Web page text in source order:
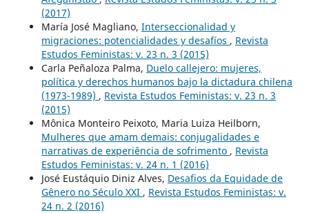
(2017)
María José Magliano, Interseccionalidad y
migraciones: potencialidades y desafíos , Revista
Estudos Feministas: v. 23 n. 3 (2015)
Carla Peñaloza Palma, Duelo callejero: mujeres,
política y derechos humanos bajo la dictadura chilena
(1973-1989) , Revista Estudos Feministas: v. 23 n. 3
(2015)
Mônica Monteiro Peixoto, Maria Luiza Heilborn,
Mulheres que amam demais: conjugalidades e
narrativas de experiência de sofrimento , Revista
Estudos Feministas: v. 24 n. 1 (2016)
José Eustáquio Diniz Alves, Desafios da Equidade de
Gênero no Século XXI , Revista Estudos Feministas: v.
24 n. 2 (2016)